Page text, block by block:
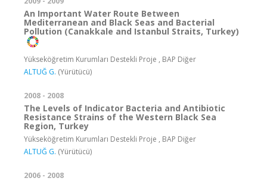
An Important Water Route Between
Mediterranean and Black Seas and Bacterial
Pollution (Canakkale and Istanbul Straits, Turkey)
Yükseköğretim Kurumları Destekli Proje , BAP Diğer
ALTUĞ G. (Yürütücü)
2008 - 2008
The Levels of Indicator Bacteria and Antibiotic
Resistance Strains of the Western Black Sea
Region, Turkey
Yükseköğretim Kurumları Destekli Proje , BAP Diğer
ALTUĞ G. (Yürütücü)
2006 - 2008